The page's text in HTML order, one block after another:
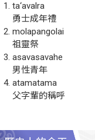
ta‘avalra
勇士成年禮
molapangolai
祖靈祭
asavasavahe
男性青年
atamatama
父字輩的稱呼